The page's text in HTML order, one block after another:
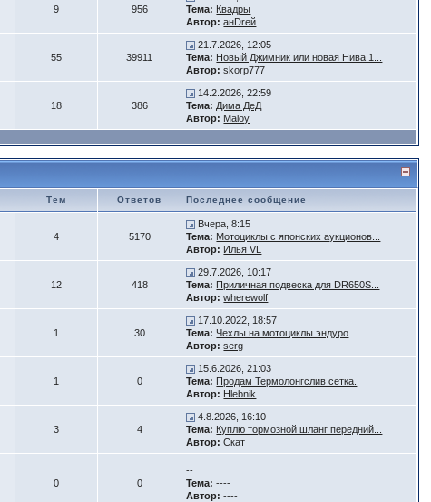
9 956
Тема: Квадры
Автор: анDrей
55 39911
21.7.2026, 12:05
Тема: Новый Джимник или новая Нива 1...
Автор: skorp777
18 386
14.2.2026, 22:59
Тема: Дима ДеД
Автор: Maloy
Тем Ответов Последнее сообщение
4 5170
Вчера, 8:15
Тема: Мотоциклы с японских аукционов...
Автор: Илья VL
12 418
29.7.2026, 10:17
Тема: Приличная подвеска для DR650S...
Автор: wherewolf
1 30
17.10.2022, 18:57
Тема: Чехлы на мотоциклы эндуро
Автор: serg
1 0
15.6.2026, 21:03
Тема: Продам Термолонгслив сетка.
Автор: Hlebnik
3 4
4.8.2026, 16:10
Тема: Куплю тормозной шланг передний...
Автор: Скат
0 0
--
Тема: ----
Автор: ----